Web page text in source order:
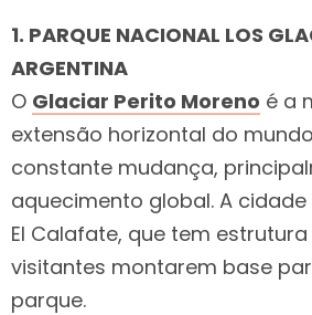
1. PARQUE NACIONAL LOS
ARGENTINA
O Glaciar Perito Moreno é a
extensão horizontal do
constante mudança,
aquecimento global. A
El Calafate, que tem
visitantes montarem base
parque.